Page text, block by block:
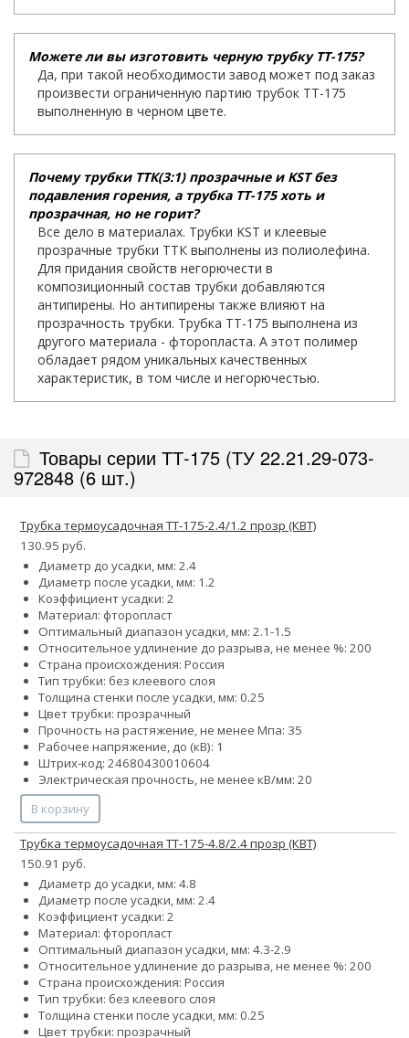
Можете ли вы изготовить черную трубку ТТ-175?
Да, при такой необходимости завод может под заказ
произвести ограниченную партию трубок ТТ-175
выполненную в черном цвете.
Почему трубки ТТК(3:1) прозрачные и KST без
подавления горения, а трубка ТТ-175 хоть и
прозрачная, но не горит?
Все дело в материалах. Трубки KST и клеевые
прозрачные трубки ТТК выполнены из полиолефина.
Для придания свойств негорючести в
композиционный состав трубки добавляются
антипирены. Но антипирены также влияют на
прозрачность трубки. Трубка ТТ-175 выполнена из
другого материала - фторопласта. А этот полимер
обладает рядом уникальных качественных
характеристик, в том числе и негорючестью.
Товары серии ТТ-175 (ТУ 22.21.29-073-
972848 (6 шт.)
Трубка термоусадочная ТТ-175-2.4/1.2 прозр (КВТ)
130.95 руб.
Диаметр до усадки, мм: 2.4
Диаметр после усадки, мм: 1.2
Коэффициент усадки: 2
Материал: фторопласт
Оптимальный диапазон усадки, мм: 2.1-1.5
Относительное удлинение до разрыва, не менее %: 200
Страна происхождения: Россия
Тип трубки: без клеевого слоя
Толщина стенки после усадки, мм: 0.25
Цвет трубки: прозрачный
Прочность на растяжение, не менее Мпа: 35
Рабочее напряжение, до (кВ): 1
Штрих-код: 24680430010604
Электрическая прочность, не менее кВ/мм: 20
В корзину
Трубка термоусадочная ТТ-175-4.8/2.4 прозр (КВТ)
150.91 руб.
Диаметр до усадки, мм: 4.8
Диаметр после усадки, мм: 2.4
Коэффициент усадки: 2
Материал: фторопласт
Оптимальный диапазон усадки, мм: 4.3-2.9
Относительное удлинение до разрыва, не менее %: 200
Страна происхождения: Россия
Тип трубки: без клеевого слоя
Толщина стенки после усадки, мм: 0.25
Цвет трубки: прозрачный